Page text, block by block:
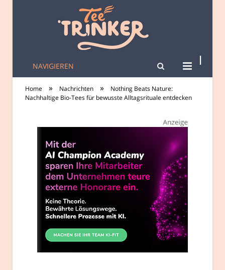
tee-trinker.de
NAVIGIEREN
Home » Nachrichten »
Nothing Beats Nature:
Nachhaltige Bio-Tees für bewusste Alltagsrituale entdecken